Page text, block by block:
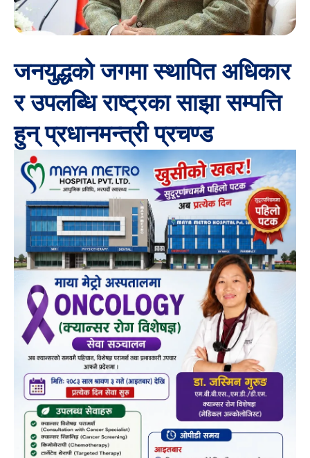
जनयुद्धको जगमा स्थापित अधिकार
र उपलब्धि राष्ट्रका साझा सम्पत्ति
हुन् प्रधानमन्त्री प्रचण्ड